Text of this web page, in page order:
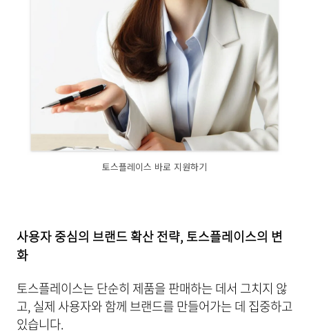
토스플레이스 바로 지원하기
사용자 중심의 브랜드 확산 전략, 토스플레이스의 변
화
토스플레이스는 단순히 제품을 판매하는 데서 그치지 않
고, 실제 사용자와 함께 브랜드를 만들어가는 데 집중하고
있습니다.